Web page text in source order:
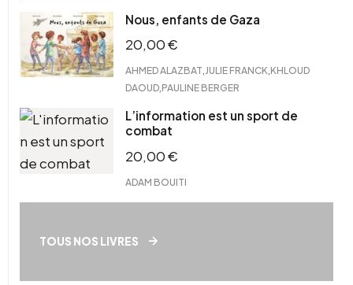
Nous, enfants de Gaza
20,00€
AHMED ALAZBAT JULIE FRANCK KHLOUD
DAOUD PAULINE BERGER
L’information est un sport de
combat
20,00€
ADAM BOUITI
TOUS NOS LIVRES